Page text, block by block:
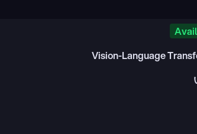
Vision-Language